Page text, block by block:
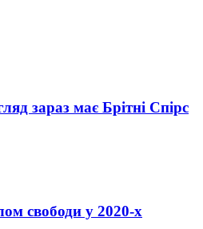
зараз має Брітні Спірс
свободи у 2020-х